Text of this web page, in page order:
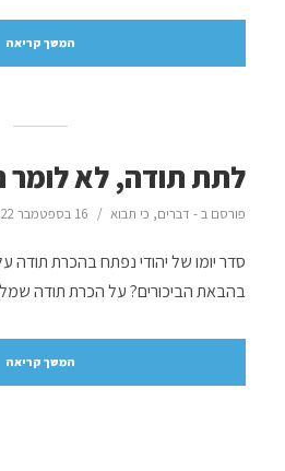
המשך קריאה
לתת תודה, לא לומר
פורסם ב - דברים, כי תבוא 16 בספטמבר 2022
סדר יומו של יהודי נפתח בהכרת תודה
בהבאת הביכורים? על הכרת תודה
המשך קריאה